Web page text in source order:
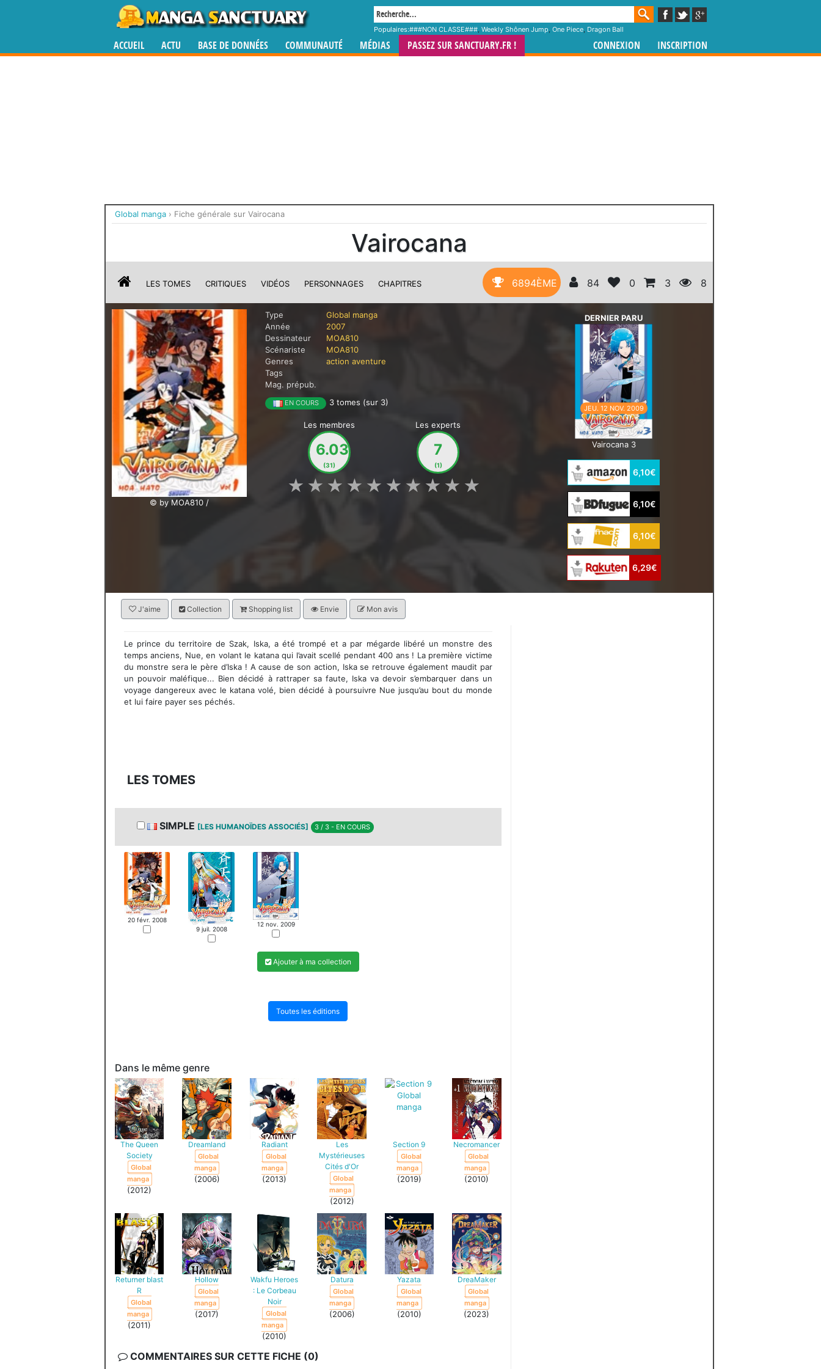
Populaires:###NON CLASSE###, Weekly Shônen Jump, One Piece, Dragon Ball
ACCUEIL ACTU BASE DE DONNÉES COMMUNAUTÉ MÉDIAS PASSEZ SUR SANCTUARY.FR ! CONNEXION INSCRIPTION
Global manga › Fiche générale sur Vairocana
Vairocana
LES TOMES CRITIQUES VIDÉOS PERSONNAGES CHAPITRES 6894ÈME 84 0 3 8
© by MOA810 /
Type
Global manga
Année
2007
Dessinateur
MOA810
Scénariste
MOA810
Genres
action aventure
Tags
Mag. prépub.
EN COURS 3 tomes (sur 3)
Les membres
6.03
(31)
Les experts
7
(1)
★
★
★
★
★
★
★
★
★
★
DERNIER PARU
JEU. 12 NOV. 2009
Vairocana 3
6,10€
6,10€
6,10€
6,29€
J'aime Collection Shopping list Envie Mon avis
Le prince du territoire de Szak, Iska, a été trompé et a par mégarde libéré un monstre des
temps anciens, Nue, en volant le katana qui l’avait scellé pendant 400 ans ! La première victime
du monstre sera le père d’Iska ! A cause de son action, Iska se retrouve également maudit par
un pouvoir maléfique... Bien décidé à rattraper sa faute, Iska va devoir s’embarquer dans un
voyage dangereux avec le katana volé, bien décidé à poursuivre Nue jusqu’au bout du monde
et lui faire payer ses péchés.
LES TOMES
SIMPLE [LES HUMANOÏDES ASSOCIÉS] 3 / 3 - EN COURS
20 févr. 2008
9 juil. 2008
12 nov. 2009
Ajouter à ma collection
Toutes les éditions
Dans le même genre
The Queen
Society
Global
manga
(2012)
Dreamland
Global
manga
(2006)
Radiant
Global
manga
(2013)
Les
Mystérieuses
Cités d'Or
Global
manga
(2012)
Section 9
Global
manga
(2019)
Necromancer
Global
manga
(2010)
Returner blast
R
Global
manga
(2011)
Hollow
Global
manga
(2017)
Wakfu Heroes
: Le Corbeau
Noir
Global
manga
(2010)
Datura
Global
manga
(2006)
Yazata
Global
manga
(2010)
DreaMaker
Global
manga
(2023)
COMMENTAIRES SUR CETTE FICHE (0)